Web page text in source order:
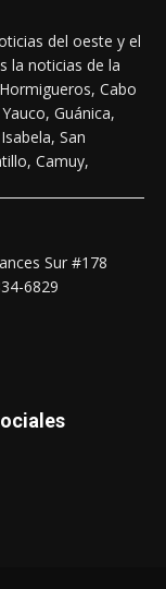
del oeste y el
la noticias de la
Cabo
Guánica,
San
Camuy,
Sur #178
6829